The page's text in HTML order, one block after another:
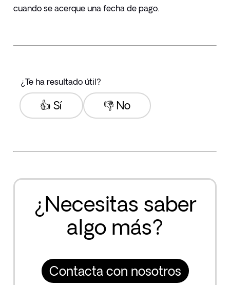
cuando se acerque una fecha de pago.
¿Te ha resultado útil?
👎 No
👍 Sí
¿Necesitas saber
algo más?
Contacta con nosotros